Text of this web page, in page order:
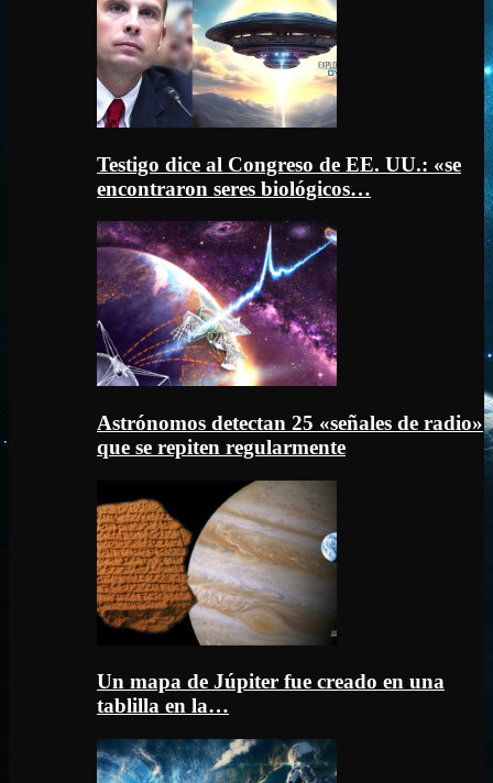
Testigo dice al Congreso de EE. UU.: «se
encontraron seres biológicos…
Astrónomos detectan 25 «señales de radio»
que se repiten regularmente
Un mapa de Júpiter fue creado en una
tablilla en la…